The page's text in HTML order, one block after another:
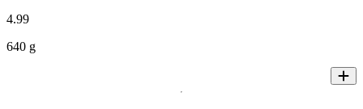
4.99
640 g